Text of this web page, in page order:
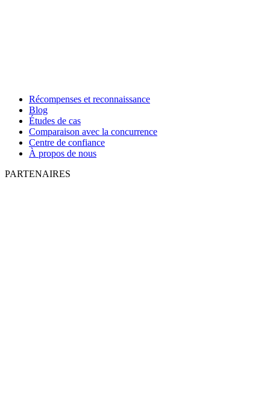
Récompenses et reconnaissance
Blog
Études de cas
Comparaison avec la concurrence
Centre de confiance
À propos de nous
PARTENAIRES